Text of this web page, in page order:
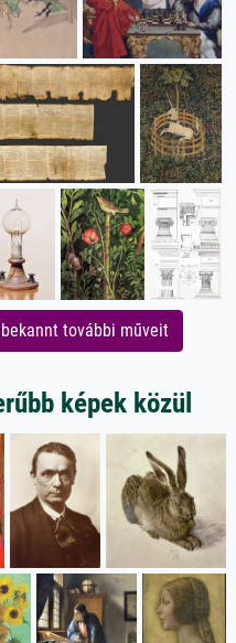
további műveit
képek közül